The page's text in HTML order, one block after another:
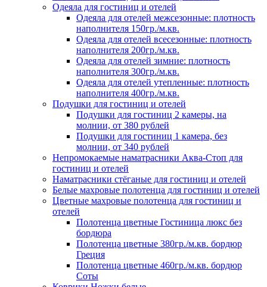
Одеяла для гостиниц и отелей
Одеяла для отелей межсезонные: плотность
наполнителя 150гр./м.кв.
Одеяла для отелей всесезонные: плотность
наполнителя 200гр./м.кв.
Одеяла для отелей зимние: плотность
наполнителя 300гр./м.кв.
Одеяла для отелей утепленные: плотность
наполнителя 400гр./м.кв.
Подушки для гостиниц и отелей
Подушки для гостиниц 2 камеры, на
молнии, от 380 рублей
Подушки для гостиниц 1 камера, без
молнии, от 340 рублей
Непромокаемые наматрасники Аква-Стоп для
гостиниц и отелей
Наматрасники стёганые для гостиниц и отелей
Белые махровые полотенца для гостиниц и отелей
Цветные махровые полотенца для гостиниц и
отелей
Полотенца цветные Гостиница люкс без
бордюра
Полотенца цветные 380гр./м.кв. бордюр
Греция
Полотенца цветные 460гр./м.кв. бордюр
Соты